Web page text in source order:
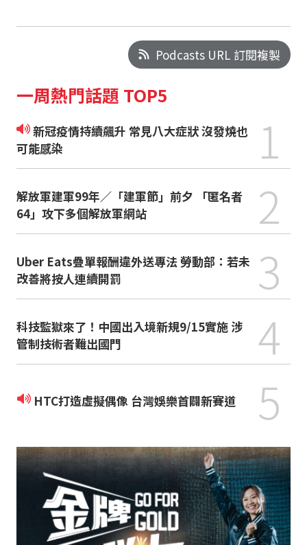
Podcasts URL 訂閱複製
一周熱門話題 TOP5
新冠疫情持續飆升 常見八大症狀 沒發燒也
可能感染
1
解放軍建軍99年／「建軍節」前夕 「匿名者
64」攻下多個解放軍網站
2
Uber Eats疊單報酬違外送專法 勞動部：若未
改善將按人連續開罰
3
科技監獄來了！中國出入境新規9/15實施 涉
管制技術者難出國門
4
HTC打造虛擬偶像 台灣娛樂首闢新賽道 5